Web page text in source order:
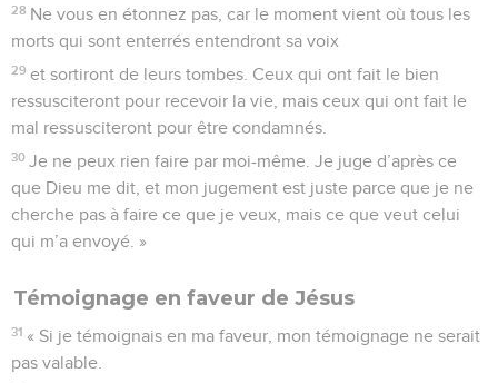
28 Ne vous en étonnez pas, car le moment vient où tous les
morts qui sont enterrés entendront sa voix
29 et sortiront de leurs tombes. Ceux qui ont fait le bien
ressusciteront pour recevoir la vie, mais ceux qui ont fait le
mal ressusciteront pour être condamnés.
30 Je ne peux rien faire par moi-même. Je juge d’après ce
que Dieu me dit, et mon jugement est juste parce que je ne
cherche pas à faire ce que je veux, mais ce que veut celui
qui m’a envoyé. »
Témoignage en faveur de Jésus
31 « Si je témoignais en ma faveur, mon témoignage ne serait
pas valable.